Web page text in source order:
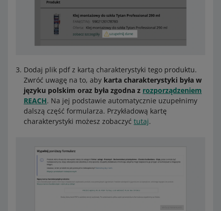
Dodaj plik pdf z kartą charakterystyki tego produktu.
Zwróć uwagę na to, aby karta charakterystyki była w
języku polskim oraz była zgodna z rozporządzeniem
REACH. Na jej podstawie automatycznie uzupełnimy
dalszą część formularza. Przykładową kartę
charakterystyki możesz zobaczyć tutaj.